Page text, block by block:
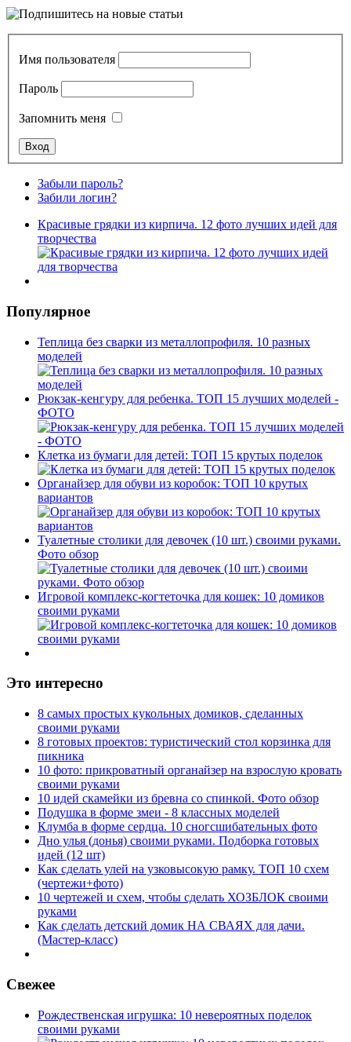
Имя пользователя
Пароль
Запомнить меня
Забыли пароль?
Забили логин?
Красивые грядки из кирпича. 12 фото лучших идей для
творчества
Популярное
Теплица без сварки из металлопрофиля. 10 разных
моделей
Рюкзак-кенгуру для ребенка. ТОП 15 лучших моделей -
ФОТО
Клетка из бумаги для детей: ТОП 15 крутых поделок
Органайзер для обуви из коробок: ТОП 10 крутых
вариантов
Туалетные столики для девочек (10 шт.) своими руками.
Фото обзор
Игровой комплекс-когтеточка для кошек: 10 домиков
своими руками
Это интересно
8 самых простых кукольных домиков, сделанных
своими руками
8 готовых проектов: туристический стол корзинка для
пикника
10 фото: прикроватный органайзер на взрослую кровать
своими руками
10 идей скамейки из бревна со спинкой. Фото обзор
Подушка в форме змеи - 8 классных моделей
Клумба в форме сердца. 10 сногсшибательных фото
Дно улья (донья) своими руками. Подборка готовых
идей (12 шт)
Как сделать улей на узковысокую рамку. ТОП 10 схем
(чертежи+фото)
10 чертежей и схем, чтобы сделать ХОЗБЛОК своими
руками
Как сделать детский домик НА СВАЯХ для дачи.
(Мастер-класс)
Свежее
Рождественская игрушка: 10 невероятных поделок
своими руками